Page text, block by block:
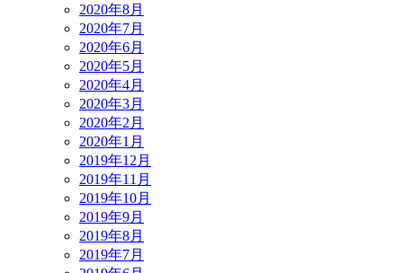
2020年8月
2020年7月
2020年6月
2020年5月
2020年4月
2020年3月
2020年2月
2020年1月
2019年12月
2019年11月
2019年10月
2019年9月
2019年8月
2019年7月